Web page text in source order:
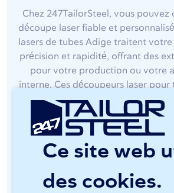
Ce site web
des cookies.
Chez 247TailorSteel, vous pouvez
découpe laser fiable et
lasers de tubes Adige traitent
précision et rapidité, offrant des
pour votre production ou votre
interne. Ces découpeurs laser
vos tubes et tuyaux en acier ronds,
carrés avec facilité.
Découpe laser de
247TailorSteel